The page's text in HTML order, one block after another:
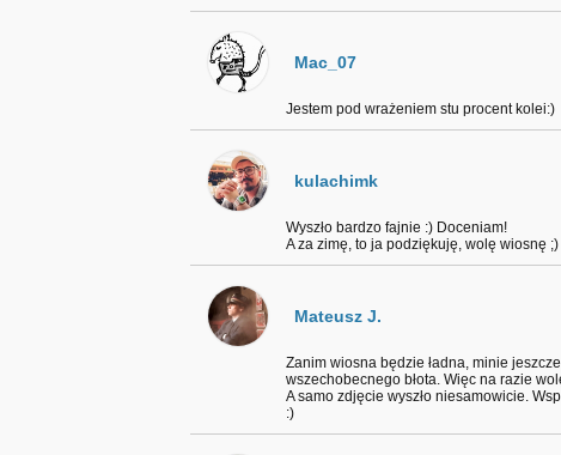
Mac_07
Jestem pod wrażeniem stu procent kolei:)
kulachimk
Wyszło bardzo fajnie :) Doceniam!
A za zimę, to ja podziękuję, wolę wiosnę ;)
Mateusz J.
Zanim wiosna będzie ładna, minie
wszechobecnego błota. Więc na razie
A samo zdjęcie wyszło niesamowicie.
:)